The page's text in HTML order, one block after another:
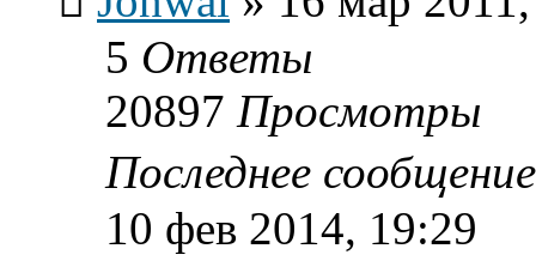
5 Ответы
20897 Просмотры
Последнее
10 фев 2014, 19:29